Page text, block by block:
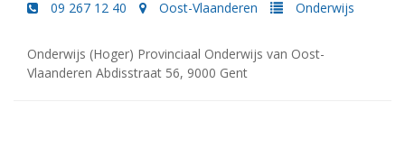
09 267 12 40 Oost-Vlaanderen Onderwijs
Onderwijs (Hoger) Provinciaal Onderwijs van Oost-
Vlaanderen Abdisstraat 56, 9000 Gent